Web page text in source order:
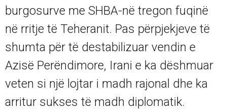
burgosurve me SHBA-në tregon fuqinë
në rritje të Teheranit. Pas përpjekjeve të
shumta për të destabilizuar vendin e
Azisë Perëndimore, Irani e ka dëshmuar
veten si një lojtar i madh rajonal dhe ka
arritur sukses të madh diplomatik.